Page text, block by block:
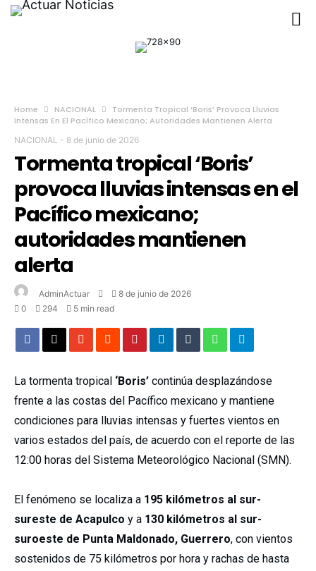
Home NACIONAL
Tormenta Tropical ‘Boris’ Provoca Lluvias
Intensas En El Pacífico Mexicano; Autoridades Mantienen Alerta
NACIONAL - 8 de junio de 2026
Tormenta tropical ‘Boris’
provoca lluvias intensas en el
Pacífico mexicano;
autoridades mantienen
alerta
AdminActuar
8 de junio de 2026
0
294 5 min read
La tormenta tropical ‘Boris’ continúa desplazándose
frente a las costas del Pacífico mexicano y mantiene
condiciones para lluvias intensas y fuertes vientos en
varios estados del país, de acuerdo con el reporte de las
12:00 horas del Sistema Meteorológico Nacional (SMN).
El fenómeno se localiza a 195 kilómetros al sur-
sureste de Acapulco y a 130 kilómetros al sur-
suroeste de Punta Maldonado, Guerrero, con vientos
sostenidos de 75 kilómetros por hora y rachas de hasta